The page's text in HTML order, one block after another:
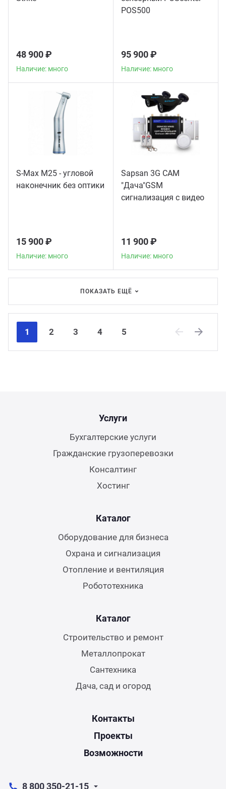
48 900 ₽
Наличие: много
POS500
95 900 ₽
Наличие: много
S-Max M25 - угловой
наконечник без оптики
15 900 ₽
Наличие: много
Sapsan 3G CAM
"Дача"GSM
сигнализация с видео
11 900 ₽
Наличие: много
ПОКАЗАТЬ ЕЩЁ
1 2 3 4
5
Услуги
Бухгалтерские услуги
Гражданские грузоперевозки
Консалтинг
Хостинг
Каталог
Оборудование для бизнеса
Охрана и сигнализация
Отопление и вентиляция
Робототехника
Каталог
Строительство и ремонт
Металлопрокат
Сантехника
Дача, сад и огород
Контакты
Проекты
Возможности
8 800 350-21-15